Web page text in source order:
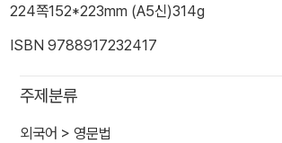
224쪽152*223mm (A5신)314g
ISBN 9788917232417
주제분류
외국어 > 영문법